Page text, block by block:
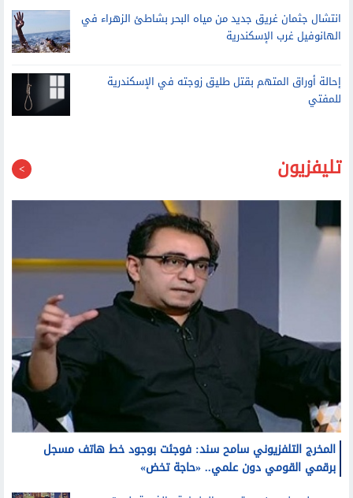
انتشال جثمان غريق جديد من مياه البحر بشاطئ الزهراء في
الهانوفيل غرب الإسكندرية
إحالة أوراق المتهم بقتل طليق زوجته في الإسكندرية
للمفتي
تليفزيون
المخرج التلفزيوني سامح سند: فوجئت بوجود خط هاتف مسجل
برقمي القومي دون علمي.. «حاجة تخض»